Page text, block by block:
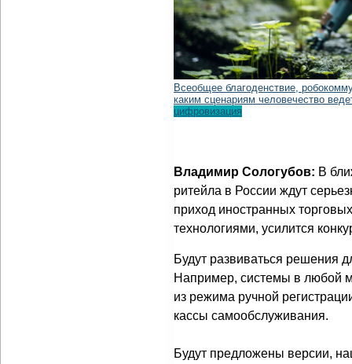
Всеобщее благоденствие,
каким сценариям человечество
цифровизация
Владимир Сологубов: В
ритейла в России ждут
приход иностранных
технологиями, усилится
Будут развиваться решения
Например, системы в любой
из режима ручной
кассы самообслуживания.
Будут предложены версии,